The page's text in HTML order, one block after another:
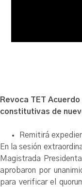
Revoca TET
constitutivas de
Remitirá
En la sesión
Magistrada
aprobaron por
para verificar el